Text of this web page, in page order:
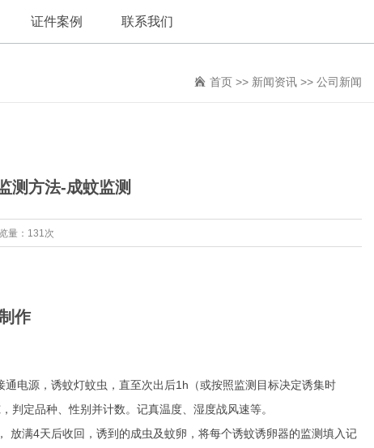
证件案例 联系我们
首页 >> 新闻资讯 >> 公司新闻
测方法-成蚊监测
量：131次
作
源，诱蚊灯蚊虫，直至次出后1h（或按照监测目标决定诱集时
判定品种、性别并计数。记真温度、湿度战风速等。
满4天后收回，诱到的成虫及蚊卵，将每个诱蚊诱卵器的监测填入记